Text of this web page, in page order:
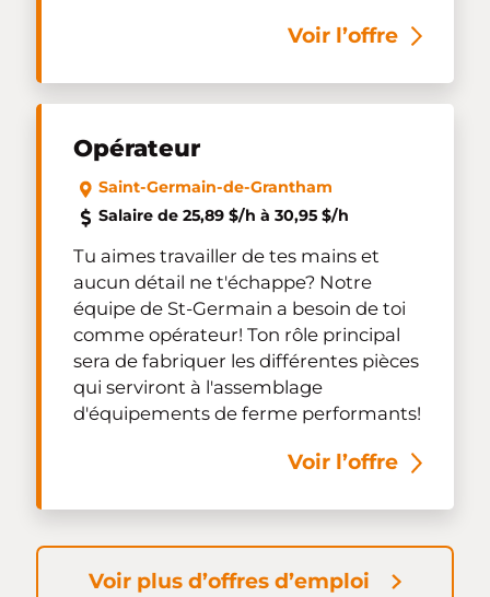
Voir l’offre
Opérateur
Saint-Germain-de-Grantham
Salaire de 25,89 $/h à 30,95 $/h
Tu aimes travailler de tes mains et
aucun détail ne t'échappe? Notre
équipe de St-Germain a besoin de toi
comme opérateur! Ton rôle principal
sera de fabriquer les différentes pièces
qui serviront à l'assemblage
d'équipements de ferme performants!
Voir l’offre
Voir plus d’offres d’emploi